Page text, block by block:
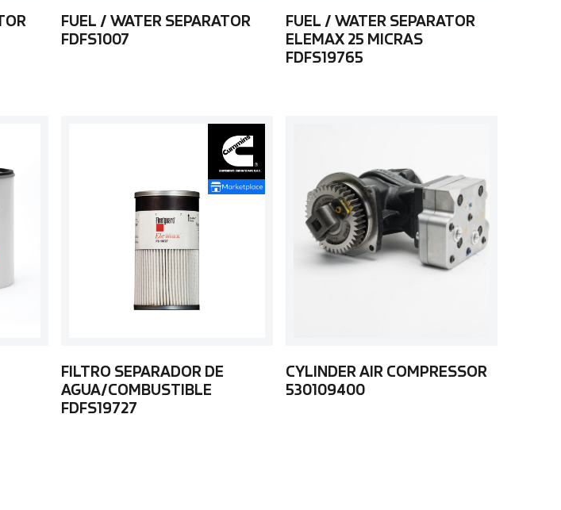
FUEL / WATER SEPARATOR
FDFS1007
FUEL / WATER SEPARATOR
ELEMAX 25 MICRAS
FDFS19765
FILTRO SEPARADOR DE
AGUA/COMBUSTIBLE
FDFS19727
CYLINDER AIR COMPRESSOR
530109400